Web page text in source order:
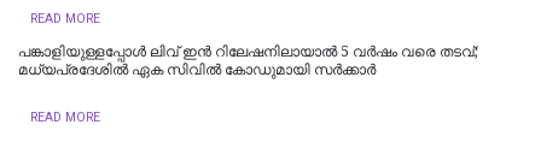
READ MORE
പങ്കാളിയുള്ളപ്പോള്‍ ലിവ്‌ ഇൻ റിലേഷനിലായാൽ 5 വർഷം വരെ തടവ്;
മധ്യപ്രദേശിൽ ഏക സിവിൽ കോഡുമായി സർക്കാർ
READ MORE